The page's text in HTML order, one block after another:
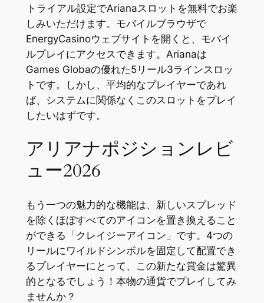
トライアル設定でArianaスロットを無料でお楽
しみいただけます。モバイルブラウザで
EnergyCasinoウェブサイトを開くと、モバイ
ルプレイにアクセスできます。Arianaは
Games Globaの優れた5リール3ラインスロッ
トです。しかし、平均的なプレイヤーであれ
ば、システムに関係なくこのスロットをプレイ
したいはずです。
アリアナポジションレビ
ュー2026
もう一つの魅力的な機能は、新しいスプレッド
を除くほぼすべてのアイコンを置き換えること
ができる「クレイジーアイコン」です。4つの
リールにワイルドシンボルを固定して配置でき
るプレイヤーにとって、この新たな賞金は驚異
的となるでしょう！本物の通貨でプレイしてみ
ませんか？